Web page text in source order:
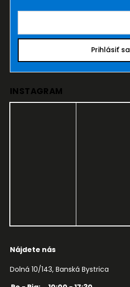
Prihlásiť sa
INSTAGRAM
Nájdete nás
Dolná 10/143, Banská Bystrica